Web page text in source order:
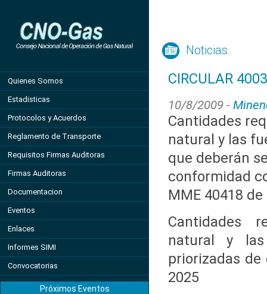
Quienes Somos
Estadisticas
Protocolos y Acuerdos
Reglamento de Transporte
Requisitos Firmas Auditoras
Firmas Auditoras
Documentacion
Eventos
Enlaces
Informes SIMI
Convocatorias
Próximos Eventos
Noticias
CIRCULAR
10/8/2009 -
Cantidades
natural y las
que deberán
conformidad
MME 40418 de
Cantidades
natural y
priorizadas de
2025